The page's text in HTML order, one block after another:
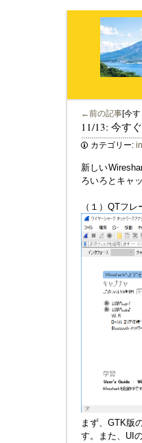
←前の記事[今
11/13: 今す
カテゴリー:
新しい
ろいろとキャ
（１）QTフ
まず、GTK版
す。また、UI